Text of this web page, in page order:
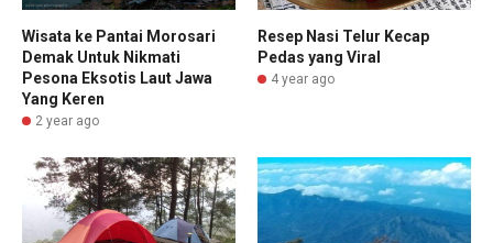
Wisata ke Pantai Morosari
Demak Untuk Nikmati
Pesona Eksotis Laut Jawa
Yang Keren
2 year ago
Resep Nasi Telur Kecap
Pedas yang Viral
4 year ago